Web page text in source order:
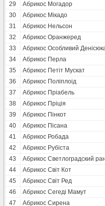
29
Абрикос Могадор
30
Абрикос Мікадо
31
Абрикос Нельсон
32
Абрикос Оранжеред
33
Абрикос Особливий
34
Абрикос Перла
35
Абрикос Петіт Мускат
36
Абрикос Поліплоід
37
Абрикос Пріабель
38
Абрикос Пріція
39
Абрикос Пінкот
40
Абрикос Пісана
41
Абрикос Робада
42
Абрикос Рубіста
43
Абрикос Светлоградский
44
Абрикос Світ Кот
45
Абрикос Світ Ред
46
Абрикос Сегеді Мамут
47
Абрикос Сирена